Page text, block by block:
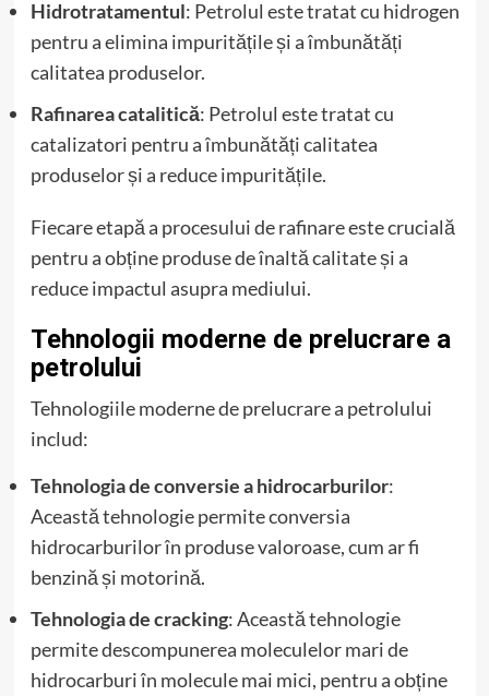
Hidrotratamentul: Petrolul este tratat cu hidrogen
pentru a elimina impuritățile și a îmbunătăți
calitatea produselor.
Rafinarea catalitică: Petrolul este tratat cu
catalizatori pentru a îmbunătăți calitatea
produselor și a reduce impuritățile.
Fiecare etapă a procesului de rafinare este crucială
pentru a obține produse de înaltă calitate și a
reduce impactul asupra mediului.
Tehnologii moderne de prelucrare a
petrolului
Tehnologiile moderne de prelucrare a petrolului
includ:
Tehnologia de conversie a hidrocarburilor:
Această tehnologie permite conversia
hidrocarburilor în produse valoroase, cum ar fi
benzină și motorină.
Tehnologia de cracking: Această tehnologie
permite descompunerea moleculelor mari de
hidrocarburi în molecule mai mici, pentru a obține